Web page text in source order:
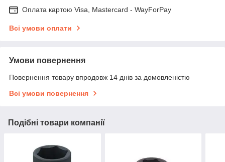
Оплата картою Visa, Mastercard - WayForPay
Всі умови оплати
Умови повернення
Повернення товару впродовж 14 днів за домовленістю
Всі умови повернення
Подібні товари компанії